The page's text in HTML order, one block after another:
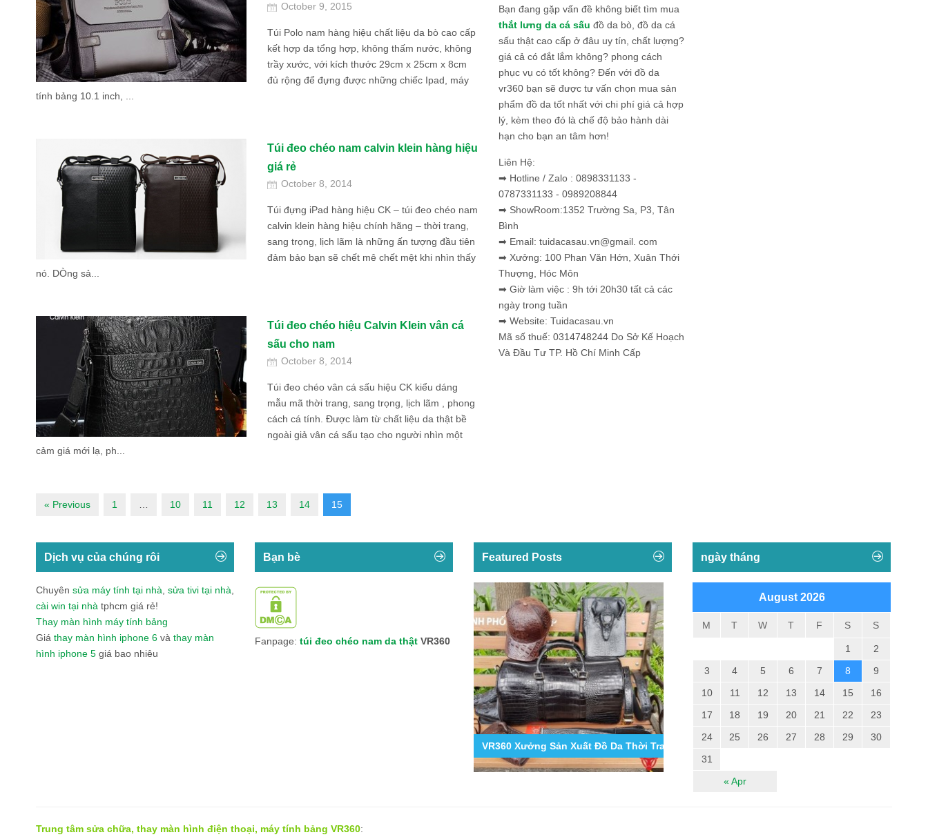
October 9, 2015
Túi Polo nam hàng hiệu chất liệu da bò cao cấp
kết hợp da tổng hợp, không thấm nước, không
trầy xước, với kích thước 29cm x 25cm x 8cm
đủ rộng để đựng được những chiếc Ipad, máy
tính bảng 10.1 inch, ...
Túi đeo chéo nam calvin klein hàng hiệu
giá rẻ
October 8, 2014
Túi đựng iPad hàng hiệu CK – túi đeo chéo nam
calvin klein hàng hiệu chính hãng – thời trang,
sang trọng, lịch lãm là những ấn tượng đầu tiên
đảm bảo bạn sẽ chết mê chết mệt khi nhìn thấy
nó. DÒng sả...
Túi đeo chéo hiệu Calvin Klein vân cá
sấu cho nam
October 8, 2014
Túi đeo chéo vân cá sấu hiệu CK kiểu dáng
mẫu mã thời trang, sang trọng, lịch lãm , phong
cách cá tính. Được làm từ chất liệu da thật bề
ngoài giả vân cá sấu tạo cho người nhìn một
cảm giá mới lạ, ph...
« Previous 1 … 10 11 12 13 14 15
Bạn đang gặp vấn đề không biết tìm mua
thắt lưng da cá sấu đồ da bò, đồ da cá
sấu thật cao cấp ở đâu uy tín, chất lượng?
giá cả có đắt lắm không? phong cách
phục vụ có tốt không? Đến với đồ da
vr360 bạn sẽ được tư vấn chọn mua sản
phẩm đồ da tốt nhất với chi phí giá cả hợp
lý, kèm theo đó là chế độ bảo hành dài
hạn cho bạn an tâm hơn!
Liên Hệ:
➡ Hotline / Zalo : 0898331133 -
0787331133 - 0989208844
➡ ShowRoom:1352 Trường Sa, P3, Tân
Bình
➡ Email: tuidacasau.vn@gmail. com
➡ Xưởng: 100 Phan Văn Hớn, Xuân Thới
Thượng, Hóc Môn
➡ Giờ làm việc : 9h tới 20h30 tất cả các
ngày trong tuần
➡ Website: Tuidacasau.vn
Mã số thuế: 0314748244 Do Sở Kế Hoạch
Và Đầu Tư TP. Hồ Chí Minh Cấp
Dịch vụ của chúng rôi
Chuyên sửa máy tính tại nhà, sửa tivi tại nhà,
cài win tại nhà tphcm giá rẻ!
Thay màn hình máy tính bảng
Giá thay màn hình iphone 6 và thay màn
hình iphone 5 giá bao nhiêu
Bạn bè
Fanpage: túi đeo chéo nam da thật VR360
Featured Posts
Tổng Hợp Các Mẫu Ốp Lưng Da Cá Sấu Iphone 11,12,13,14...VR360 Xưởng Sản Xuất Đồ Da Thời Trang Cho Nam Tốt Nhất...
ngày tháng
August 2026
M T W T F S S
« Apr
1
2
3
4 5 6 7 8
9
10
11 12 13 14 15
16
17
18 19 20 21 22
23
24
25 26 27 28 29
30
31
Trung tâm sửa chữa, thay màn hình điện thoại, máy tính bảng VR360: